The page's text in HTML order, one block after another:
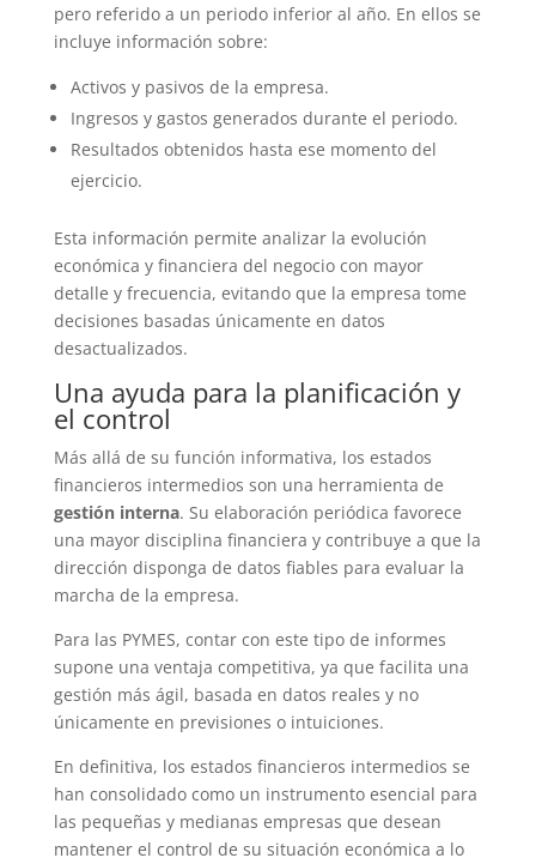
pero referido a un periodo inferior al año. En ellos se
incluye información sobre:
Activos y pasivos de la empresa.
Ingresos y gastos generados durante el periodo.
Resultados obtenidos hasta ese momento del
ejercicio.
Esta información permite analizar la evolución
económica y financiera del negocio con mayor
detalle y frecuencia, evitando que la empresa tome
decisiones basadas únicamente en datos
desactualizados.
Una ayuda para la planificación y
el control
Más allá de su función informativa, los estados
financieros intermedios son una herramienta de
gestión interna. Su elaboración periódica favorece
una mayor disciplina financiera y contribuye a que la
dirección disponga de datos fiables para evaluar la
marcha de la empresa.
Para las PYMES, contar con este tipo de informes
supone una ventaja competitiva, ya que facilita una
gestión más ágil, basada en datos reales y no
únicamente en previsiones o intuiciones.
En definitiva, los estados financieros intermedios se
han consolidado como un instrumento esencial para
las pequeñas y medianas empresas que desean
mantener el control de su situación económica a lo